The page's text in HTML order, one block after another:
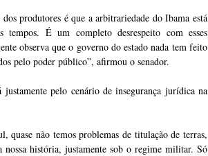
produtores é que a arbitrariedade do Ibama está
tempos. É um completo desrespeito com esses
observa que o governo do estado nada tem feito
pelo poder público”, afirmou o senador.
pelo cenário de insegurança jurídica na
quase não temos problemas de titulação de terras,
história, justamente sob o regime militar. Só